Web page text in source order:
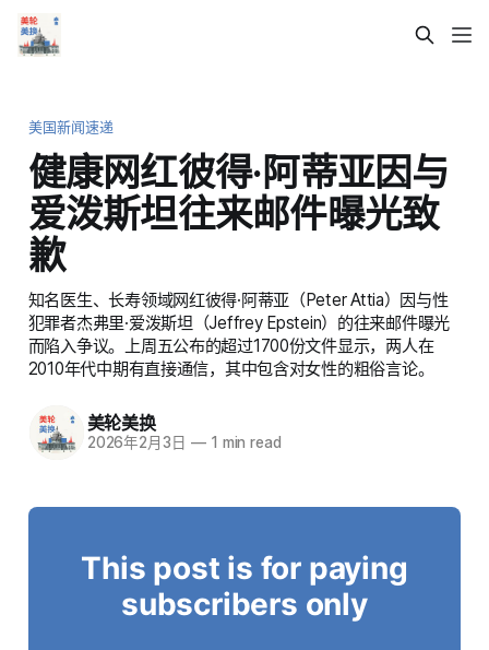
美国新闻速递
健康网红彼得·阿蒂亚因与
爱泼斯坦往来邮件曝光致
歉
知名医生、长寿领域网红彼得·阿蒂亚（Peter Attia）因与性
犯罪者杰弗里·爱泼斯坦（Jeffrey Epstein）的往来邮件曝光
而陷入争议。上周五公布的超过1700份文件显示，两人在
2010年代中期有直接通信，其中包含对女性的粗俗言论。
美轮美换
2026年2月3日 —1 min read
This post is for paying
subscribers only